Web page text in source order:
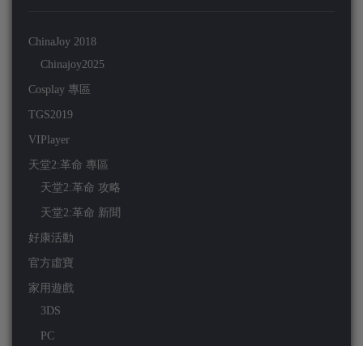
ChinaJoy 2018
Chinajoy2025
Cosplay 專區
TGS2019
VIPlayer
天堂2:革命 專區
天堂2:革命 攻略
天堂2:革命 新聞
好康活動
官方虛寶
家用遊戲
3DS
PC